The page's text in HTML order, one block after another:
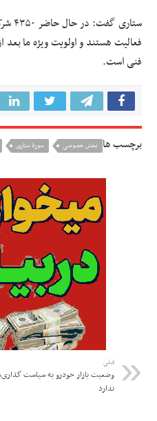
فنی است.
برچسب ها بخش خصوصی سورنا ستاری
قبلی
وضعیت بازار خودرو به سیاست
ندارد